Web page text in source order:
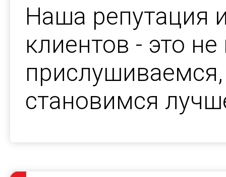
Наша репутация
клиентов - это
становимся